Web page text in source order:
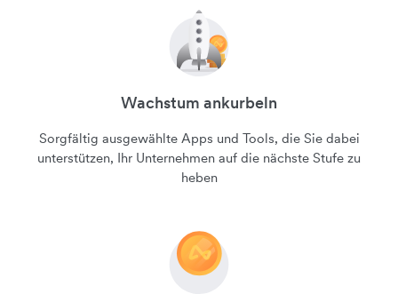
Wachstum ankurbeln
Sorgfältig ausgewählte Apps und Tools, die Sie dabei
unterstützen, Ihr Unternehmen auf die nächste Stufe zu
heben